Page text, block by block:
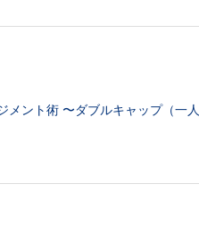
メント術 〜ダブルキャップ（一人